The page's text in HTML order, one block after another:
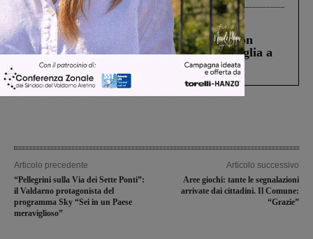
Cronaca 3 Agosto 2026
Scomparso da una struttura di Castiglion
Fiorentino l’uomo che aveva ucciso la figlia a
Levane nel 2020
Articolo precedente
“Pellegrini sulla Via dei Sette Ponti”:
il Valdarno protagonista del
programma Sky “Sei in un Paese
meraviglioso”
Articolo successivo
Aree giochi: tante le segnalazioni
arrivate dai cittadini. Il Comune:
“Grazie”